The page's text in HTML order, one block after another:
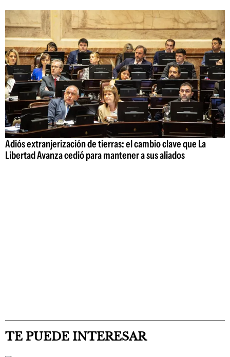
Adiós extranjerización de tierras: el cambio clave que La
Libertad Avanza cedió para mantener a sus aliados
TE PUEDE INTERESAR